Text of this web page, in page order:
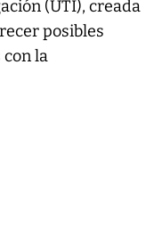
(UTI), creada
posibles
la